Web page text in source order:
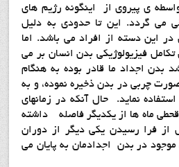
ی پیروی از اینگونه رژیم های
می گردد. این تا حدودی به دلیل
این دسته از افراد می باشد. اما
فیزیولوژیکی بدن انسان بر می
بدن اجداد ما قادر بوده به هنگام
صورت چربی در بدن ذخیره نموده، و به
نماید. حال آنکه در زمانهای
قحطی ماه ها از یکدیگر فاصله داشته
از فرا رسیدن یکی دیگر از دوران
موجود در بدن اجدادمان به پایان می